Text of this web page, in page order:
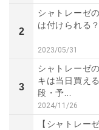
2
シャトレーゼ
は付けられる
2023/05/31
3
シャトレーゼ
キは当日買え
段・予...
2024/11/26
【シャトレー